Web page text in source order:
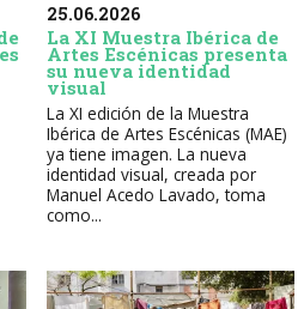
25.06.2026
La XI Muestra Ibérica de
Artes Escénicas presenta
su nueva identidad
visual
La XI edición de la Muestra
Ibérica de Artes Escénicas (MAE)
ya tiene imagen. La nueva
identidad visual, creada por
Manuel Acedo Lavado, toma
como...